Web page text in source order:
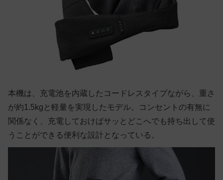
本機は、充電池を内蔵したコードレスタイプながら、重さ
が約1.5kgと軽量を実現したモデル。コンセントの有無に
関係なく、充電しておけばサッとどこへでも持ち出して使
うことができる便利な設計となっている。